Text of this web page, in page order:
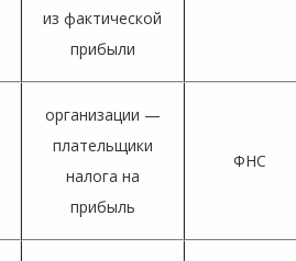
из фактической
прибыли
организации —
плательщики
налога на
прибыль
ФНС